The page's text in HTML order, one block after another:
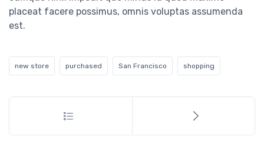
placeat facere possimus, omnis voluptas assumenda
est.
new store purchased San Francisco shopping